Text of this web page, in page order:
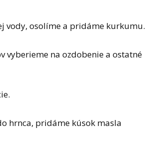
vody, osolíme a pridáme kurkumu.
vyberieme na ozdobenie a ostatné
hrnca, pridáme kúsok masla